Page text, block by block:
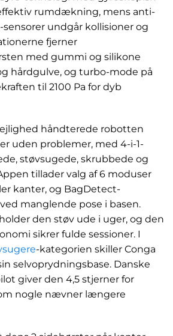
rumdækning, mens anti-
undgår kollisioner og
fjerner
med gummi og silikone
hårdgulve, og turbo-mode på
til 2100 Pa for dyb
håndterede robotten
uden problemer, med 4-i-1-
støvsugede, skrubbede og
tillader valg af 6 moduser
kanter, og BagDetect-
manglende pose i basen.
den støv ude i uger, og den
sikrer fulde sessioner. I
-kategorien skiller Conga
selvoprydningsbase. Danske
giver den 4,5 stjerner for
nogle nævner længere